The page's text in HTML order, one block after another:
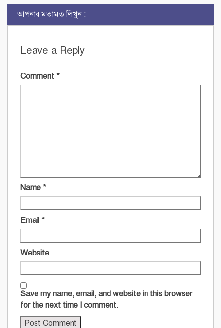
আপনার মতামত লিখুন :
Leave a Reply
Comment *
Name *
Email *
Website
Save my name, email, and website in this browser
for the next time I comment.